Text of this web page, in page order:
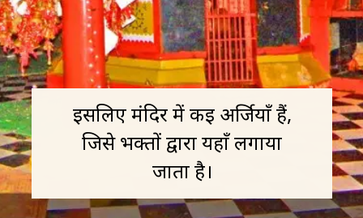
इसलिए मंदिर में कई अर्जियाँ हैं,
जिसे भक्तों द्वारा यहाँ लगाया
जाता है।